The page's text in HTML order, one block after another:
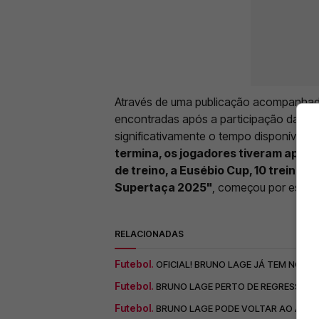
Através de uma publicação
encontradas após a participação das
significativamente o tempo disponível
termina, os jogadores tiveram
de treino, a Eusébio Cup, 10 treinos
Supertaça 2025" , começou por
RELACIONADAS
Futebol. OFICIAL! BRUNO LAGE JÁ TEM NOVO
Futebol. BRUNO LAGE PERTO DE REGRESSAR
Futebol. BRUNO LAGE PODE VOLTAR AO